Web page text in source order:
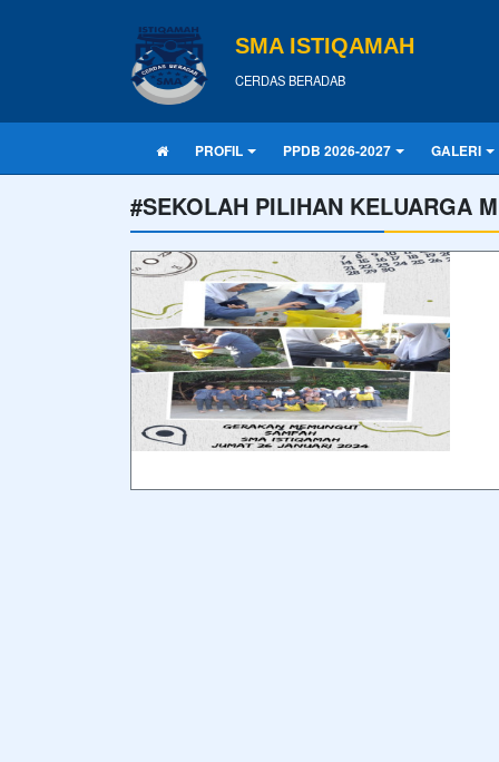
SMA ISTIQAMAH
CERDAS BERADAB
PROFIL PPDB 2026-2027 GALERI
#SEKOLAH PILIHAN KELUARGA